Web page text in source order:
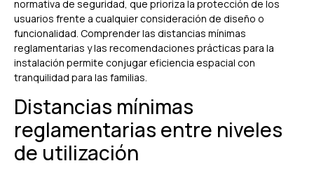
normativa de seguridad, que prioriza la protección de los
usuarios frente a cualquier consideración de diseño o
funcionalidad. Comprender las distancias mínimas
reglamentarias y las recomendaciones prácticas para la
instalación permite conjugar eficiencia espacial con
tranquilidad para las familias.
Distancias mínimas
reglamentarias entre niveles
de utilización